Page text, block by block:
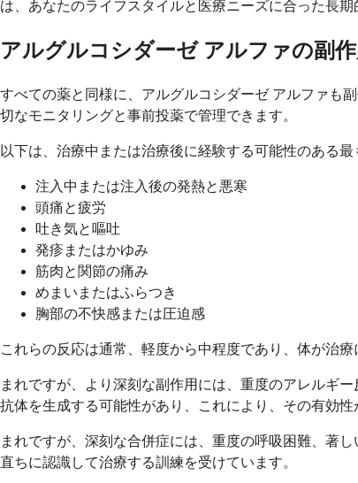
は、あなたのライフスタイルと医療ニーズに合った長
アルグルコシダーゼ アルファの副
すべての薬と同様に、アルグルコシダーゼ アルファも
切なモニタリングと事前投薬で管理できます。
以下は、治療中または治療後に経験する可能性のある最
注入中または注入後の発熱と悪寒
頭痛と疲労
吐き気と嘔吐
発疹またはかゆみ
筋肉と関節の痛み
めまいまたはふらつき
胸部の不快感または圧迫感
これらの反応は通常、軽度から中程度であり、体が治
まれですが、より深刻な副作用には、重度のアレルギ
抗体を生成する可能性があり、これにより、その有効
まれですが、深刻な合併症には、重度の呼吸困難、著
直ちに認識して治療する訓練を受けています。